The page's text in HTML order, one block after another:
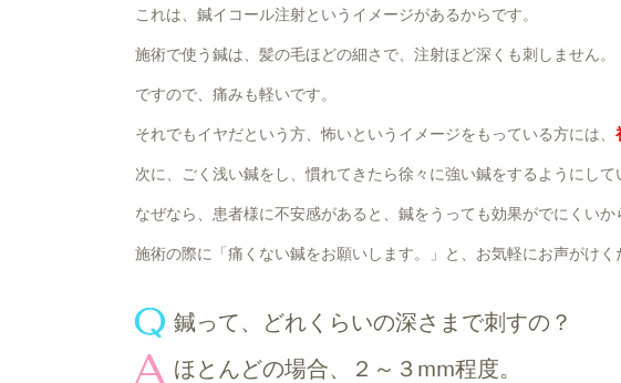
これは、鍼イコール注射というイメージがあるからです。
施術で使う鍼は、髪の毛ほどの細さで、注射ほど深くも刺しません。
ですので、痛みも軽いです。
それでもイヤだという方、怖いというイメージをもっている方には、
次に、ごく浅い鍼をし、慣れてきたら徐々に強い鍼をするようにして
なぜなら、患者様に不安感があると、鍼をうっても効果がでにくいか
施術の際に「痛くない鍼をお願いします。」と、お気軽にお声がけく
鍼って、どれくらいの深さまで刺すの？
ほとんどの場合、２～３mm程度。